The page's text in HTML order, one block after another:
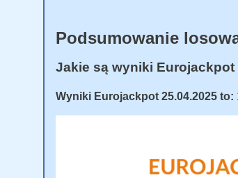
Podsumowanie
Jakie są wyniki Eurojackpot
Wyniki Eurojackpot 25.04.2025 to: